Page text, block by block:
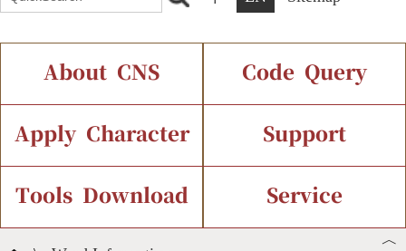
About CNS
Introduction Current Status
Chinese Code Status
Code Query
IDS Query
Components Query
Apply Character
Application Process
Support
Font Instant Display
Tools Download Service
︿